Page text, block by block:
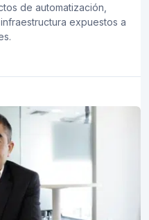
de automatización,
expuestos a